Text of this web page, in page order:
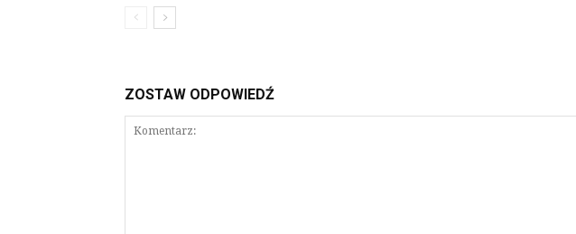
ZOSTAW ODPOWIEDŹ